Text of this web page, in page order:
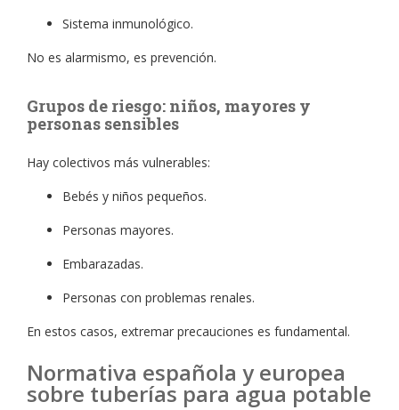
Sistema inmunológico.
No es alarmismo, es prevención.
Grupos de riesgo: niños, mayores y
personas sensibles
Hay colectivos más vulnerables:
Bebés y niños pequeños.
Personas mayores.
Embarazadas.
Personas con problemas renales.
En estos casos, extremar precauciones es fundamental.
Normativa española y europea
sobre tuberías para agua potable